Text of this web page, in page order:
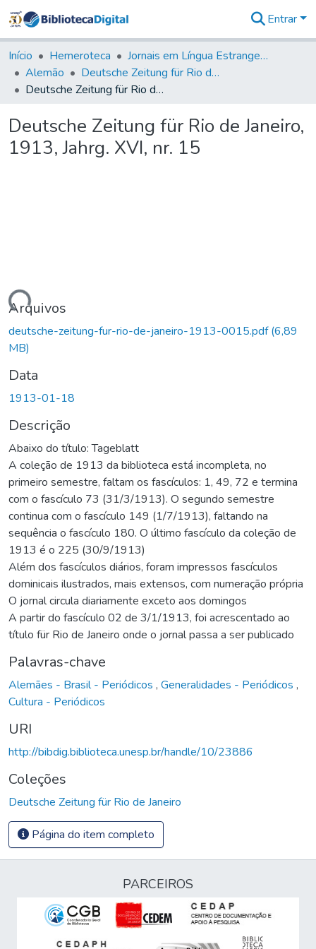
&
Coleções
Tudo na
Biblioteca
Estatísticas
Entrar
Início Hemeroteca
Jornais em Língua Estrangeira
Alemão
Deutsche Zeitung für Rio de Janeiro
Deutsche Zeitung für Rio de Janeiro, 1913, Jahrg. XVI, nr. 15
Deutsche Zeitung für Rio de Janeiro,
1913, Jahrg. XVI, nr. 15
Arquivos
deutsche-zeitung-fur-rio-de-janeiro-1913-0015.pdf(6,89
MB)
Data
1913-01-18
Descrição
Abaixo do título: Tageblatt
A coleção de 1913 da biblioteca está incompleta, no
primeiro semestre, faltam os fascículos: 1, 49, 72 e termina
com o fascículo 73 (31/3/1913). O segundo semestre
continua com o fascículo 149 (1/7/1913), faltando na
sequência o fascículo 180. O último fascículo da coleção de
1913 é o 225 (30/9/1913)
Além dos fascículos diários, foram impressos fascículos
dominicais ilustrados, mais extensos, com numeração própria
O jornal circula diariamente exceto aos domingos
A partir do fascículo 02 de 3/1/1913, foi acrescentado ao
título für Rio de Janeiro onde o jornal passa a ser publicado
Palavras-chave
Alemães - Brasil - Periódicos , Generalidades - Periódicos ,
Cultura - Periódicos
URI
http://bibdig.biblioteca.unesp.br/handle/10/23886
Coleções
Deutsche Zeitung für Rio de Janeiro
Página do item completo
PARCEIROS